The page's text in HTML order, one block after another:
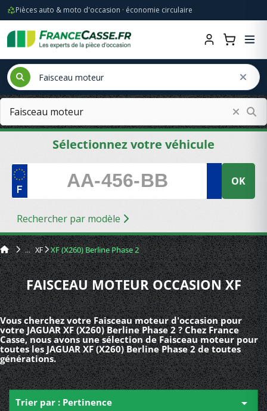
Pièces auto & moto d'occasion · économie circulaire
Sélectionnez votre véhicule
OK
Rechercher par modèle
XF XF (X260) Berline Phase 2
FAISCEAU MOTEUR OCCASION XF
Vous cherchez votre Faisceau moteur d'occasion pour
votre JAGUAR XF (X260) Berline Phase 2 ? Chez France
Casse, nous avons une sélection de Faisceau moteur pour
toutes les JAGUAR XF (X260) Berline Phase 2 de toutes
générations.
Trier par : Pertinence 